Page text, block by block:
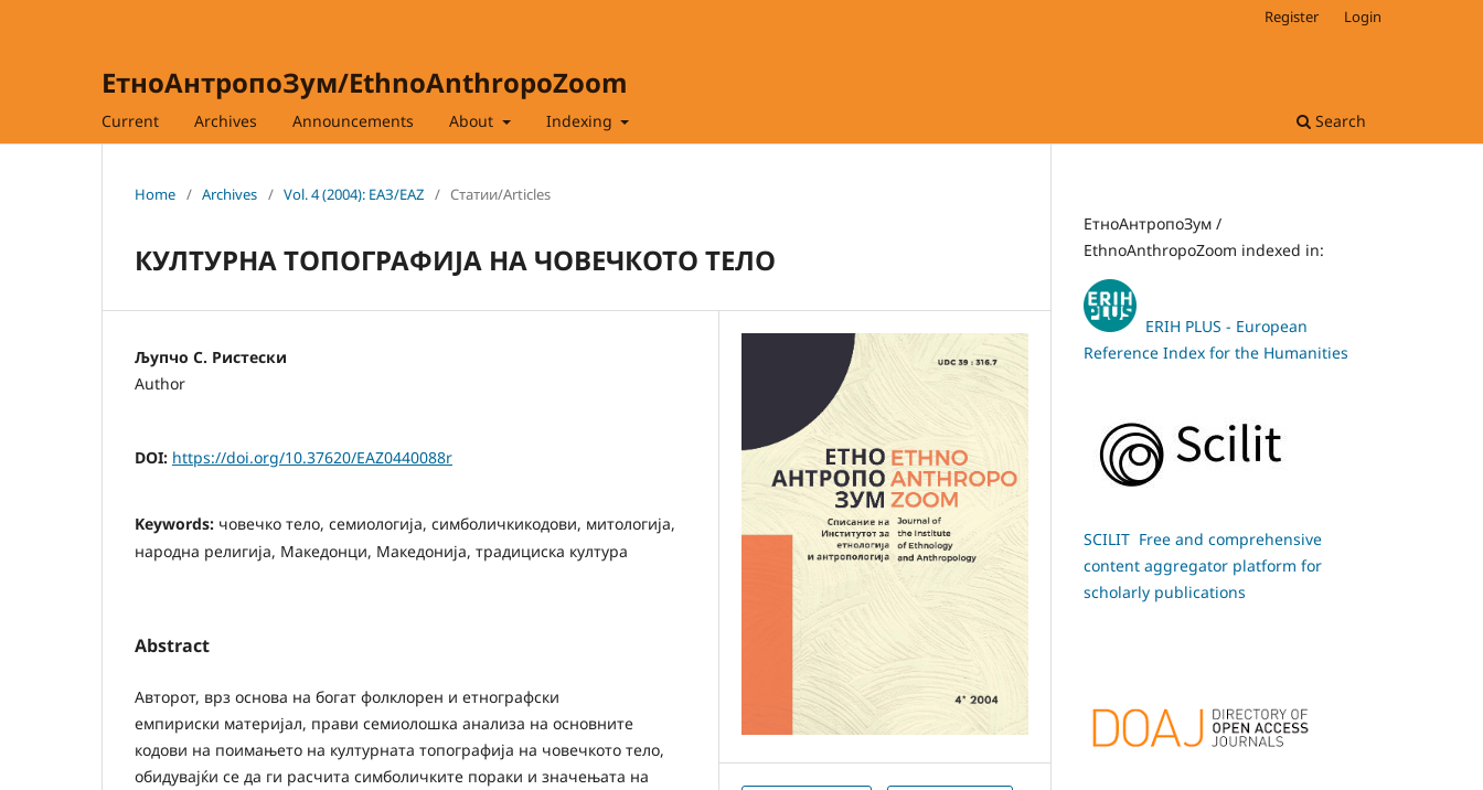
ЕтноАнтропоЗум/EthnoAnthropoZoom
Current Archives Announcements About Indexing Search
Register Login
Home / Archives / Vol. 4 (2004): ЕАЗ/EAZ / Статии/Articles
КУЛТУРНА ТОПОГРАФИЈА НА ЧОВЕЧКОТО ТЕЛО
Љупчо С. Ристески
Author
DOI: https://doi.org/10.37620/EAZ0440088r
Keywords: човечко тело, семиологија, симболичкикодови, митологија,
народна религија, Македонци, Македонија, традициска култура
Abstract
Авторот, врз основа на богат фолклорен и етнографски
емпириски материјал, прави семиолошка анализа на основните
кодови на поимањето на културната топографија на човечкото тело,
обидувајќи се да ги расчита симболичките пораки и значењата на
ЕтноАнтропоЗум /
EthnoAnthropoZoom indexed in:
ERIH PLUS - European
Reference Index for the Humanities
SCILIT Free and comprehensive
content aggregator platform for
scholarly publications